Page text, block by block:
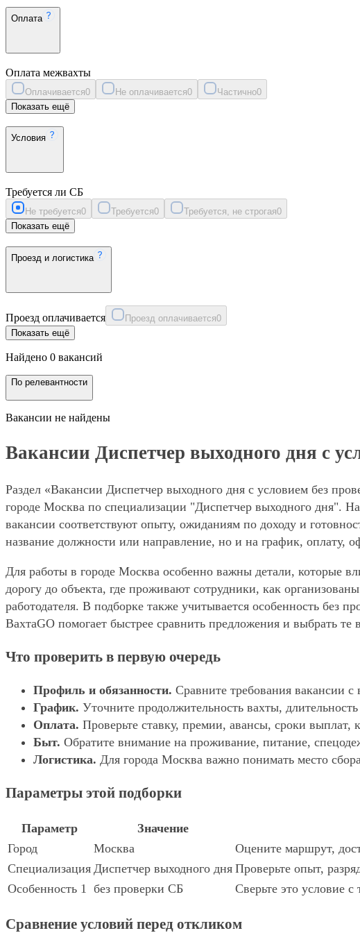
Оплата
Оплата межвахты
Оплачивается0 Не оплачивается0 Частично0
Показать ещё
Условия
Требуется ли СБ
Не требуется0 Требуется0 Требуется, не строгая0
Показать ещё
Проезд и логистика
Проезд оплачивается Проезд оплачивается0
Показать ещё
Найдено 0 вакансий
По релевантности
Вакансии не найдены
Вакансии Диспетчер выходного дня с
Раздел «Вакансии Диспетчер выходного дня с условием без
городе Москва по специализации "Диспетчер выходного дня".
вакансии соответствуют опыту, ожиданиям по доходу и
название должности или направление, но и на график, оплату,
Для работы в городе Москва особенно важны детали, которые
дорогу до объекта, где проживают сотрудники, как
работодателя. В подборке также учитывается особенность без
ВахтаGO помогает быстрее сравнить предложения и выбрать
Что проверить в первую очередь
Профиль и обязанности. Сравните требования вакансии
График. Уточните продолжительность вахты,
Оплата. Проверьте ставку, премии, авансы, сроки
Быт. Обратите внимание на проживание, питание,
Логистика. Для города Москва важно понимать место
Параметры этой подборки
Параметр Значение
Город
Москва
Оцените маршрут,
Специализация Диспетчер выходного дня Проверьте опыт,
Особенность 1 без проверки СБ Сверьте это условие с
Сравнение условий перед откликом